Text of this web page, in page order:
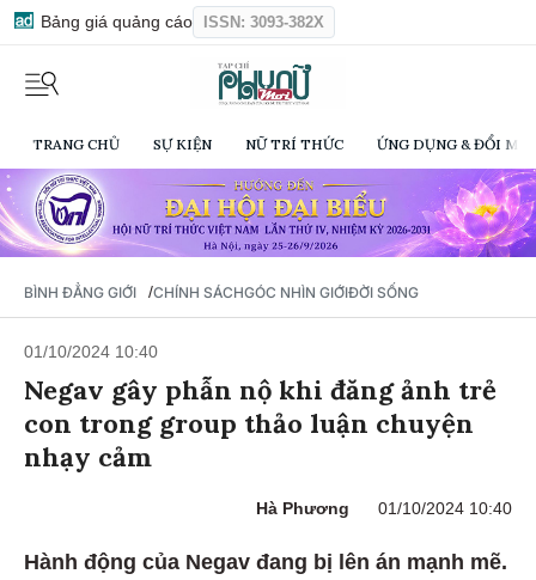
Bảng giá quảng cáo ISSN: 3093-382X
TRANG CHỦ SỰ KIỆN NỮ TRÍ THỨC ỨNG DỤNG & ĐỔI
BÌNH ĐẲNG GIỚI /CHÍNH SÁCHGÓC NHÌN GIỚIĐỜI SỐNG
01/10/2024 10:40
Negav gây phẫn nộ khi đăng ảnh trẻ
con trong group thảo luận chuyện
nhạy cảm
Hà Phương 01/10/2024 10:40
Hành động của Negav đang bị lên án mạnh mẽ.